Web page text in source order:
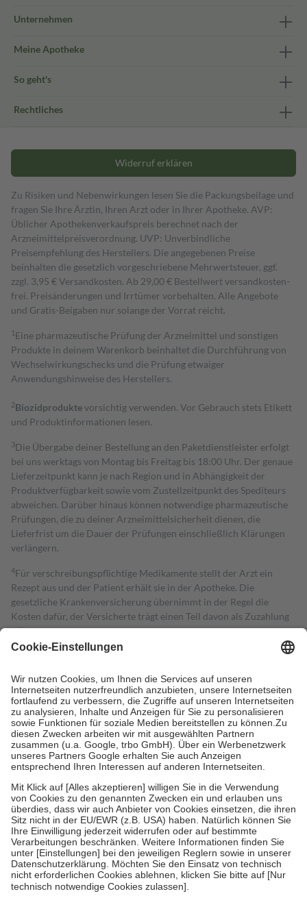
Unternehmen
Meine Apotheke
So geht's
Rechtliches
Widerruf erklären
Zu Risiken und Nebenwirkungen lesen Sie die Packungsbeilage und
fragen Sie Ihre Ärztin, Ihren Arzt oder in Ihrer Apotheke. AVP:
Üblicher Apothekenverkaufspreis berechnet nach der
Arzneimittelpreisverordnung. UVP: Unverbindliche
Preisempfehlung des Herstellers. Die angegebenen Preise
beinhalten die gesetzlich vorgeschriebene Mehrwertsteuer, ggf.
zzgl. 3,95 € Versandkosten. Ab 29,00 € Bestell­wert versand­kosten­
frei. Preisänderungen und Irrtümer vorbehalten. Alle Angebote
und Gratis-Beigaben nur solange der Vorrat reicht.
1 Eine pharmazeutische Prüfung der Arzneimittel und sonstigen
Produkte in deinem Warenkorb beinhaltet die Durchführung von
Wechselwirkungschecks und die Prüfung etwaiger
Anwendungshinweise des Herstellers.
2Biozidproduktevorsichtig verwenden. Vor Gebrauch stets Etikett
und Produktinformationen lesen.
3Die Übergabe deiner Bestellung an den Paketdienstleister erfolgt
bei uns werktags von Montag bis Freitag bis 18:00 Uhr. Der genaue
Lieferzeitpunkt kann je nach Region und in Abhängigkeit der
Produktverfügbarkeit sowie vom Zustellzeitpunkt des Spediteurs
abweichen. Darüber hinaus können notwendige pharmazeutische
Prüfungen, die zu deiner Arzneimittelsicherheit dienen, die
Lieferfrist um die Dauer der Prüfungen einschließlich Klärungen
verlängern.
4Für verschreibungspflichtige Medikamente stellt der Arzt ein
Rezept aus und der Patient erhält sie in der Apotheke. Die
gesetzliche Krankenversicherung übernimmt in der Regel die
Kosten dafür, der Versicherte trägt einen Teil davon als Zuzahlung
mit.
Grundsätzlich leisten Mitglieder Zuzahlungen in Höhe von zehn
höchstens zehn Euro.
Es sind jedoch nie mehr als die tatsächlichen
Kosten der Leistung zu entrichten.
Diese Regeln gelten grundsätzlich auch für Online-Apotheken.
Bei Heilmitteln und häuslicher Krankenpflege beträgt die
Zuzahlung zehn Prozent der Kosten sowie zehn Euro je
Verordnung.
Um das Engagement der Versicherten für ihre eigene Gesundheit zu
stärken und die besondere Stellung der Familie zu unterstützen,
fallenkeine Zuzahlungenan bei:
• Kindern und Jugendlichen bis zum vollendeten 18. Lebensjahr
mit Ausnahme der Fahrkosten
• Untersuchungen zur Vorsorge und Früherkennung, die von der
GKV getragen werden
• empfohlenen Schutzimpfungen
• Harn- und Blutteststreifen